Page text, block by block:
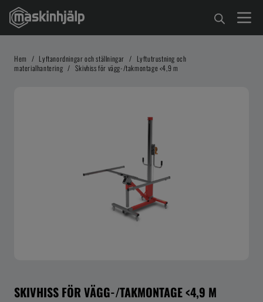
Hem / Lyftanordningar och ställningar / Lyftutrustning och
materialhantering / Skivhiss för vägg-/takmontage <4,9 m
SKIVHISS FÖR VÄGG-/TAKMONTAGE <4,9 M